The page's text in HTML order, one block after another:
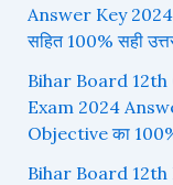
Answer Key 2024:
सहित 100% सही
Bihar Board
Exam 2024
Objective का
Bihar Board